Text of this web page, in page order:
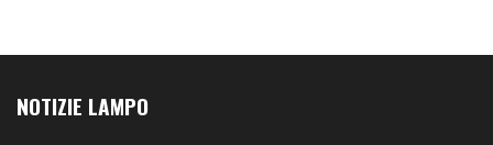
NOTIZIE LAMPO